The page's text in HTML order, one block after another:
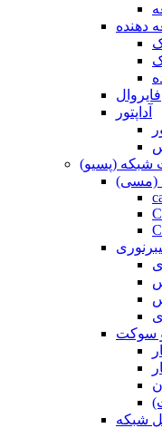
فایروال
آداپتور
شبکه (پسیو)
(مسی)
سوکت